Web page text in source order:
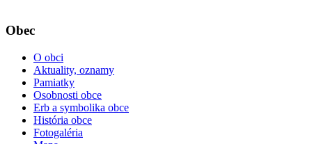
Obec
O obci
Aktuality, oznamy
Pamiatky
Osobnosti obce
Erb a symbolika obce
História obce
Fotogaléria